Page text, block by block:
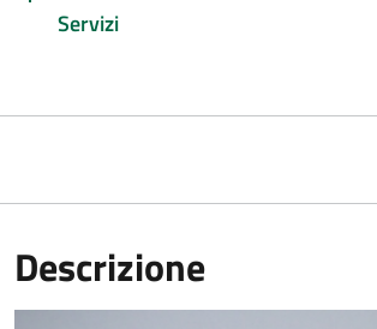
Servizi
Descrizione